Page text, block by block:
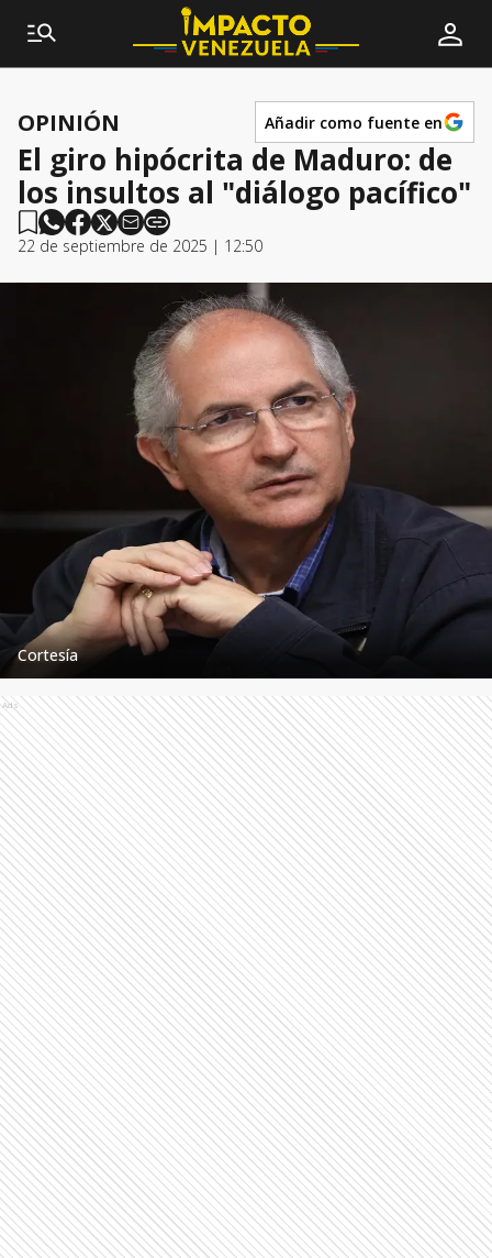
OPINIÓN Añadir como fuente en
El giro hipócrita de Maduro: de
los insultos al "diálogo pacífico"
22 de septiembre de 2025 | 12:50
Cortesía
Ads